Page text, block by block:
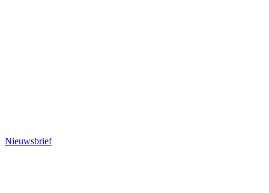
Nieuwsbrief